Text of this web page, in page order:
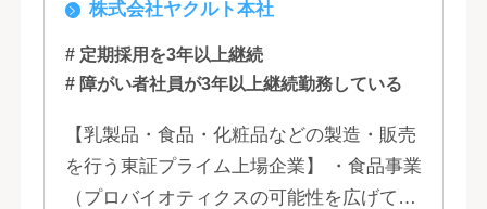
岡, 大阪, 兵庫, 福岡, 佐賀
株式会社ヤクルト本社
# 定期採用を3年以上継続
# 障がい者社員が3年以上継続勤務している
【乳製品・食品・化粧品などの製造・販売
を行う東証プライム上場企業】 ・食品事業
（プロバイオティクスの可能性を広げてい